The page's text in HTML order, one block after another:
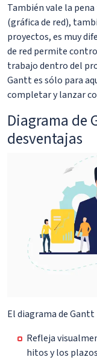
También vale la
(gráfica de red),
proyectos, es muy
de red permite
trabajo dentro del
Gantt es sólo para
completar y lanzar
Diagrama de
desventajas
El diagrama de
Refleja
hitos y los